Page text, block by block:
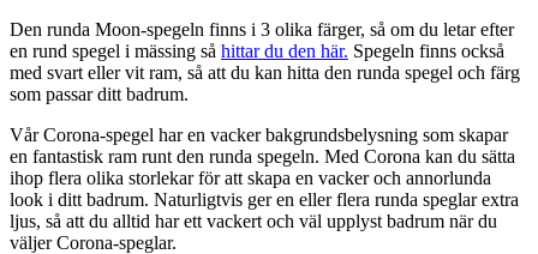
Den runda Moon-spegeln finns i 3 olika färger, så om du letar efter
en rund spegel i mässing så hittar du den här. Spegeln finns också
med svart eller vit ram, så att du kan hitta den runda spegel och färg
som passar ditt badrum.
Vår Corona-spegel har en vacker bakgrundsbelysning som skapar
en fantastisk ram runt den runda spegeln. Med Corona kan du sätta
ihop flera olika storlekar för att skapa en vacker och annorlunda
look i ditt badrum. Naturligtvis ger en eller flera runda speglar extra
ljus, så att du alltid har ett vackert och väl upplyst badrum när du
väljer Corona-speglar.